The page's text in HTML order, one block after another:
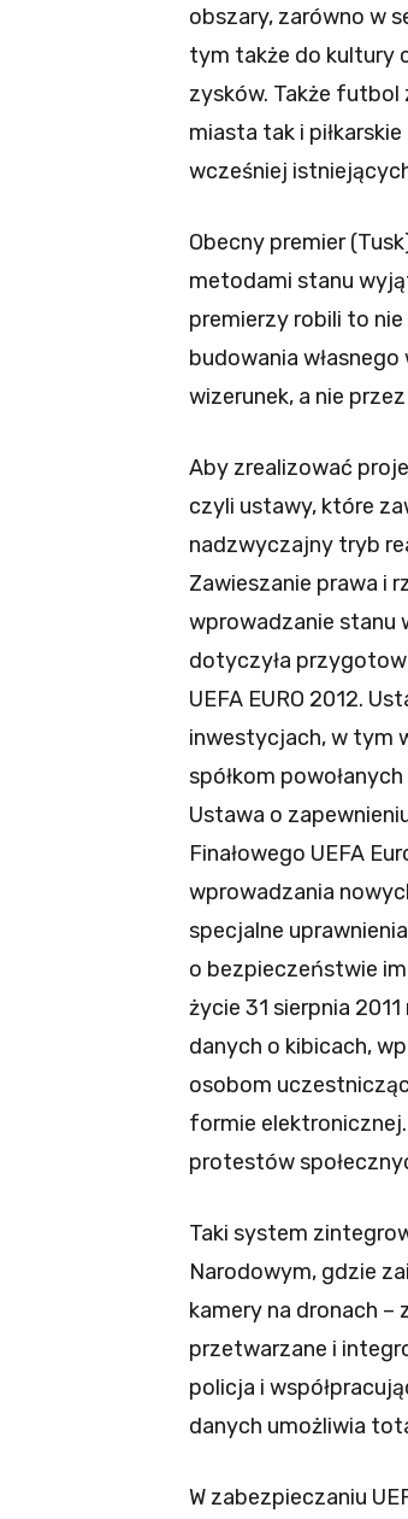
obszary, zarówno w
tym także do kultury
zysków. Także futbol
miasta tak i
wcześniej
Obecny premier
metodami stanu
premierzy robili to
budowania
wizerunek, a nie
Aby zrealizować
czyli ustawy, które
nadzwyczajny tryb
Zawieszanie prawa i
wprowadzanie stanu
dotyczyła
UEFA EURO 2012.
inwestycjach, w tym
spółkom
Ustawa o
Finałowego UEFA
wprowadzania
specjalne
o bezpieczeństwie
życie 31 sierpnia
danych o kibicach,
osobom
formie
protestów
Taki system
Narodowym, gdzie
kamery na dronach –
przetwarzane i
policja i
danych umożliwia
W zabezpieczaniu